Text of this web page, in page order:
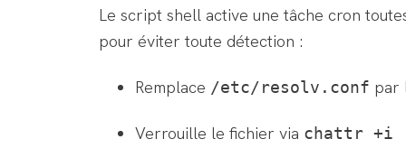
Le script shell active une tâche cron
pour éviter toute détection :
Remplace /etc/resolv.conf par
Verrouille le fichier via chattr +i